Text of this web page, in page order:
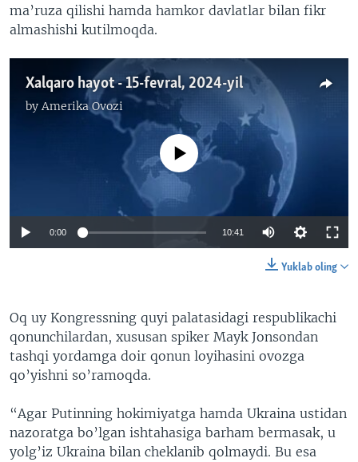
ma’ruza qilishi hamda hamkor davlatlar bilan fikr
almashishi kutilmoqda.
Xalqaro hayot - 15-fevral, 2024-yil
by Amerika Ovozi
No media source currently available
0:00 10:41
Yuklab oling
Oq uy Kongressning quyi palatasidagi respublikachi
qonunchilardan, xususan spiker Mayk Jonsondan
tashqi yordamga doir qonun loyihasini ovozga
qo’yishni so’ramoqda.
“Agar Putinning hokimiyatga hamda Ukraina ustidan
nazoratga bo’lgan ishtahasiga barham bermasak, u
yolg’iz Ukraina bilan cheklanib qolmaydi. Bu esa